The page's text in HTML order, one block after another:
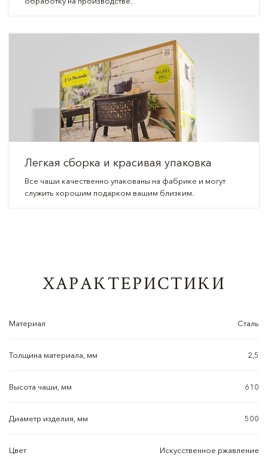
Легкая сборка и красивая упаковка
Все чаши качественно упакованы на фабрике и могут
служить хорошим подарком вашим близким.
ХАРАКТЕРИСТИКИ
Материал Сталь
Толщина материала, мм 2,5
Высота чаши, мм 610
Диаметр изделия, мм 500
Цвет Искусственное ржавление